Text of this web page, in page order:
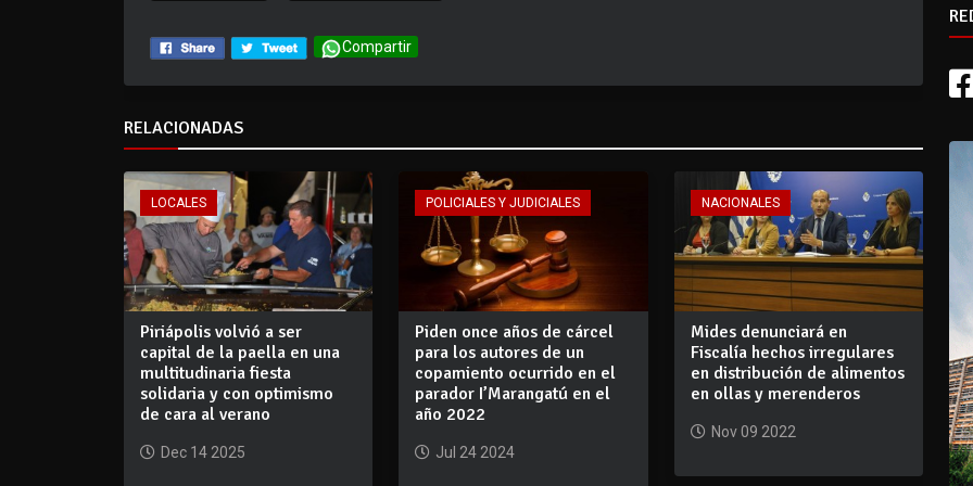
Compartir
RELACIONADAS
LOCALES
Piriápolis volvió a ser
capital de la paella en una
multitudinaria fiesta
solidaria y con optimismo
de cara al verano
Dec 14 2025
POLICIALES Y JUDICIALES
Piden once años de cárcel
para los autores de un
copamiento ocurrido en el
parador I’Marangatú en el
año 2022
Jul 24 2024
NACIONALES
Mides denunciará en
Fiscalía hechos irregulares
en distribución de alimentos
en ollas y merenderos
Nov 09 2022